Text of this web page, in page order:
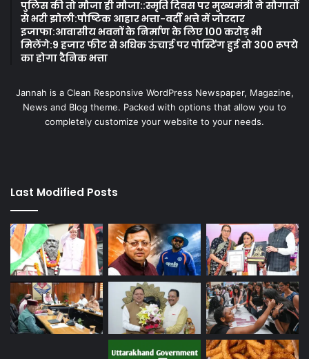
पुलिस की तो मौजा ही मौजा::स्मृति दिवस पर मुख्यमंत्री ने सौगातों
से भरी झोली:पौष्टिक आहार भत्ता-वर्दी भत्ते में जोरदार
इजाफा:आवासीय भवनों के निर्माण के लिए 100 करोड़ भी
मिलेंगे:9 हजार फीट से अधिक ऊंचाई पर पोस्टिंग हुई तो 300 रूपये
का होगा दैनिक भत्ता
Jannah is a Clean Responsive WordPress Newspaper, Magazine,
News and Blog theme. Packed with options that allow you to
completely customize your website to your needs.
Last Modified Posts